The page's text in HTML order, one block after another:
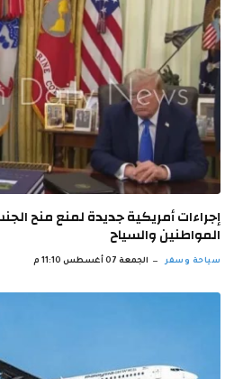
إجراءات أمريكية جديدة لمنع منح
المواطنين والسياح
سياحة وسفر الجمعة 07 أغسطس 11:10 م